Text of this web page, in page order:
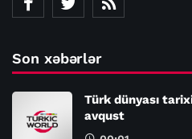
Son xəbərlər
Türk dünyası
avqust